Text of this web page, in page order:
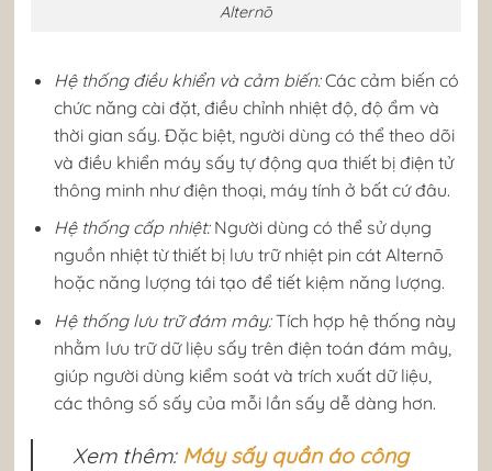
Alternō
Hệ thống điều khiển và cảm biến:Các cảm biến có
chức năng cài đặt, điều chỉnh nhiệt độ, độ ẩm và
thời gian sấy. Đặc biệt, người dùng có thể theo dõi
và điều khiển máy sấy tự động qua thiết bị điện tử
thông minh như điện thoại, máy tính ở bất cứ đâu.
Hệ thống cấp nhiệt: Người dùng có thể sử dụng
nguồn nhiệt từ thiết bị lưu trữ nhiệt pin cát Alternō
hoặc năng lượng tái tạo để tiết kiệm năng lượng.
Hệ thống lưu trữ đám mây:Tích hợp hệ thống này
nhằm lưu trữ dữ liệu sấy trên điện toán đám mây,
giúp người dùng kiểm soát và trích xuất dữ liệu,
các thông số sấy của mỗi lần sấy dễ dàng hơn.
Xem thêm: Máy sấy quần áo công